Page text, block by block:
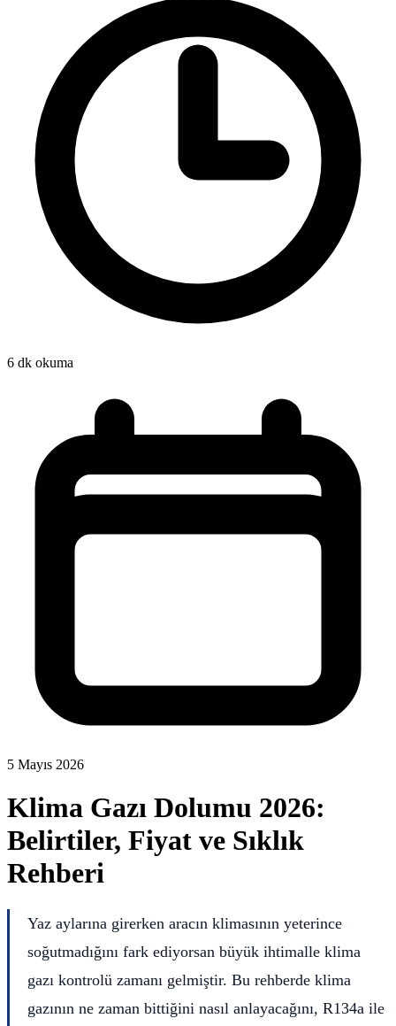
6 dk okuma
5 Mayıs 2026
Klima Gazı Dolumu 2026:
Belirtiler, Fiyat ve Sıklık
Rehberi
Yaz aylarına girerken aracın klimasının yeterince
soğutmadığını fark ediyorsan büyük ihtimalle klima
gazı kontrolü zamanı gelmiştir. Bu rehberde klima
gazının ne zaman bittiğini nasıl anlayacağını, R134a ile